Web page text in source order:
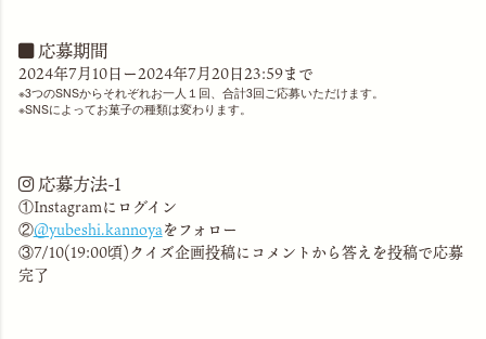
応募期間
2024年7月10日ー2024年7月20日23:59まで
3つのSNSからそれぞれお一人１回、合計3回ご応募いただけます。
SNSによってお菓子の種類は変わります。
応募方法-1
①Instagramにログイン
②＠yubeshi.kannoyaをフォロー
③7/10(19:00頃)クイズ企画投稿にコメントから答えを投稿で応募
完了